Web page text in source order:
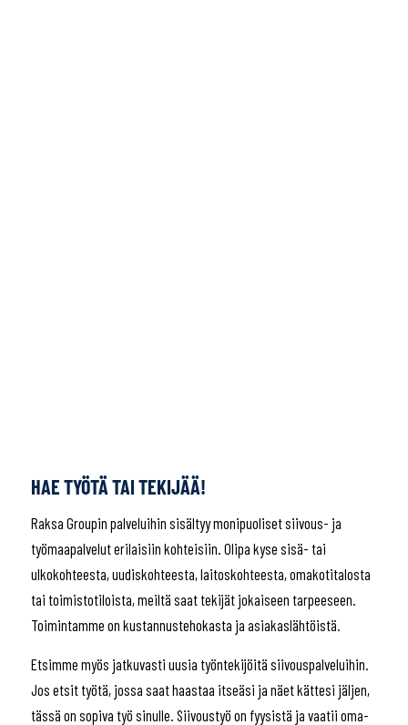
HAE TYÖTÄ TAI TEKIJÄÄ!
Raksa Groupin palveluihin sisältyy monipuoliset siivous- ja
työmaapalvelut erilaisiin kohteisiin. Olipa kyse sisä- tai
ulkokohteesta, uudiskohteesta, laitoskohteesta, omakotitalosta
tai toimistotiloista, meiltä saat tekijät jokaiseen tarpeeseen.
Toimintamme on kustannustehokasta ja asiakaslähtöistä.
Etsimme myös jatkuvasti uusia työntekijöitä siivouspalveluihin.
Jos etsit työtä, jossa saat haastaa itseäsi ja näet kättesi jäljen,
tässä on sopiva työ sinulle. Siivoustyö on fyysistä ja vaatii oma-